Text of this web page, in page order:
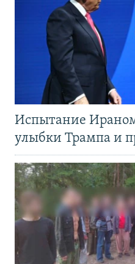
Испытание
улыбки Трампа и